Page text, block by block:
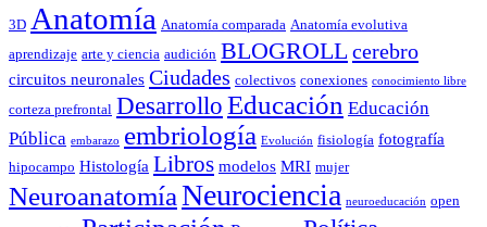
3D Anatomía Anatomía comparada Anatomía evolutiva
aprendizaje arte y ciencia audición BLOGROLLcerebro
circuitos neuronales Ciudades colectivos conexiones conocimiento libre
corteza prefrontal Desarrollo Educación Educación
Pública embarazo embriología Evolución fisiología fotografía
hipocampo Histología Libros modelos MRI mujer
NeuroanatomíaNeurociencia neuroeducación open